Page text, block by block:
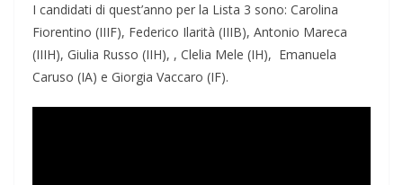
I candidati di quest’anno per la Lista 3 sono: Carolina
Fiorentino (IIIF), Federico Ilarità (IIIB), Antonio Mareca
(IIIH), Giulia Russo (IIH), , Clelia Mele (IH), Emanuela
Caruso (IA) e Giorgia Vaccaro (IF).